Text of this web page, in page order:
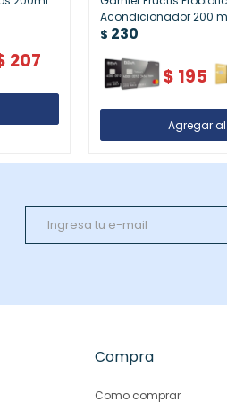
207
Acondicionador 200
Protege el Cabello Frágil
$ 230
$ 195
Compra
Como comprar